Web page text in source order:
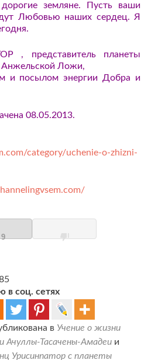
земляне. Пусть ваши
Любовью наших сердец. Я
, представитель планеты
Ложи,
и посылом энергии Добра и
08.05.2013.
category/uchenie-o-zhizni-
9
в соц. сетях
в Учение о жизни
Ачуллы-Тасачены-Амадеи и
Урисинпатор с планеты